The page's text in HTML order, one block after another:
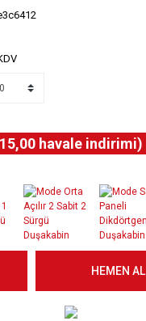
havale indirimi)
HEMEN AL